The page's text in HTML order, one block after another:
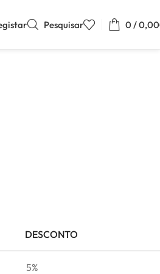
Pesquisar 0/0,00
DESCONTO
5%